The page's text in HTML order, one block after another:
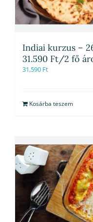
Indiai kurzus –
31.590 Ft/2 fő
31,590 Ft
Kosárba teszem